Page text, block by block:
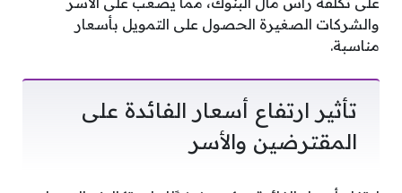
والشركات الصغيرة الحصول على التمويل بأسعار
مناسبة.
تأثير ارتفاع أسعار الفائدة على
المقترضين والأسر